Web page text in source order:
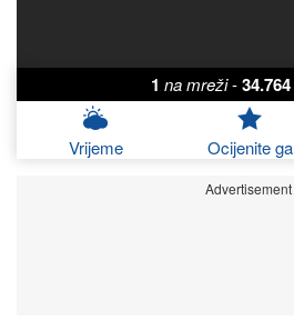
1 na mreži-34.764
Vrijeme Ocijenite ga
Advertisement